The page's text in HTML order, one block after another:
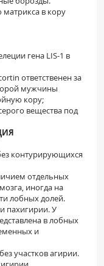
в кору
гена LIS-1 в
ответственен за
мужчины
кору;
вещества под
контурирующихся
отдельных
иногда на
лобных долей.
пахигирии. У
в лобных
и
участков агирии.